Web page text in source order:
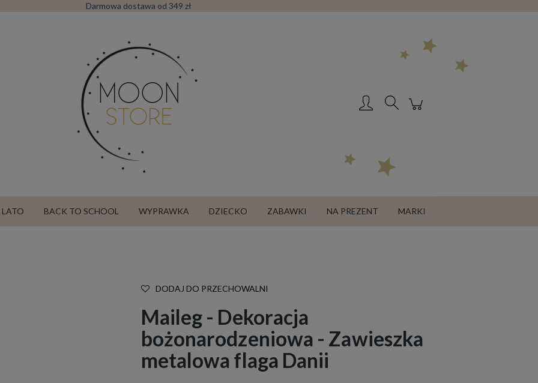
Darmowa dostawa od 349 zł
LATO BACK TO SCHOOL WYPRAWKA DZIECKO ZABAWKI NA PREZENT MARKI
DODAJ DO PRZECHOWALNI
Maileg - Dekoracja
bożonarodzeniowa - Zawieszka
metalowa flaga Danii